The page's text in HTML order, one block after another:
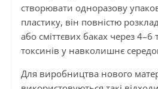
створювати одноразову
пластику, він повністю
або сміттєвих баках через
токсинів у навколишнє
Для виробництва нового